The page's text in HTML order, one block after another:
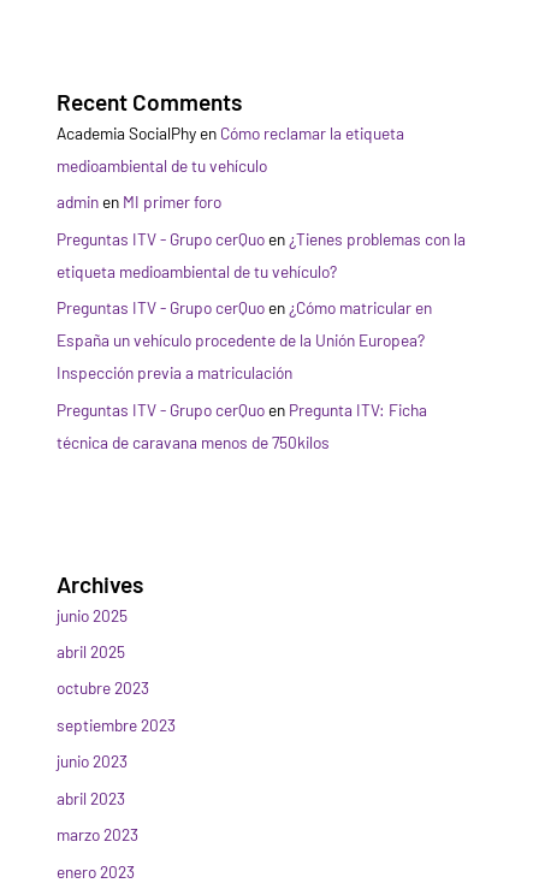
Recent Comments
Academia SocialPhyen Cómo reclamar la etiqueta
medioambiental de tu vehículo
adminen MI primer foro
Preguntas ITV - Grupo cerQuoen ¿Tienes problemas con la
etiqueta medioambiental de tu vehículo?
Preguntas ITV - Grupo cerQuoen ¿Cómo matricular en
España un vehículo procedente de la Unión Europea?
Inspección previa a matriculación
Preguntas ITV - Grupo cerQuoen Pregunta ITV: Ficha
técnica de caravana menos de 750kilos
Archives
junio 2025
abril 2025
octubre 2023
septiembre 2023
junio 2023
abril 2023
marzo 2023
enero 2023